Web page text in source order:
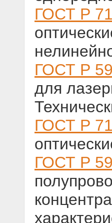
ГОСТ Р
ГОСТ Р
для
ГОСТ Р
ГОСТ Р